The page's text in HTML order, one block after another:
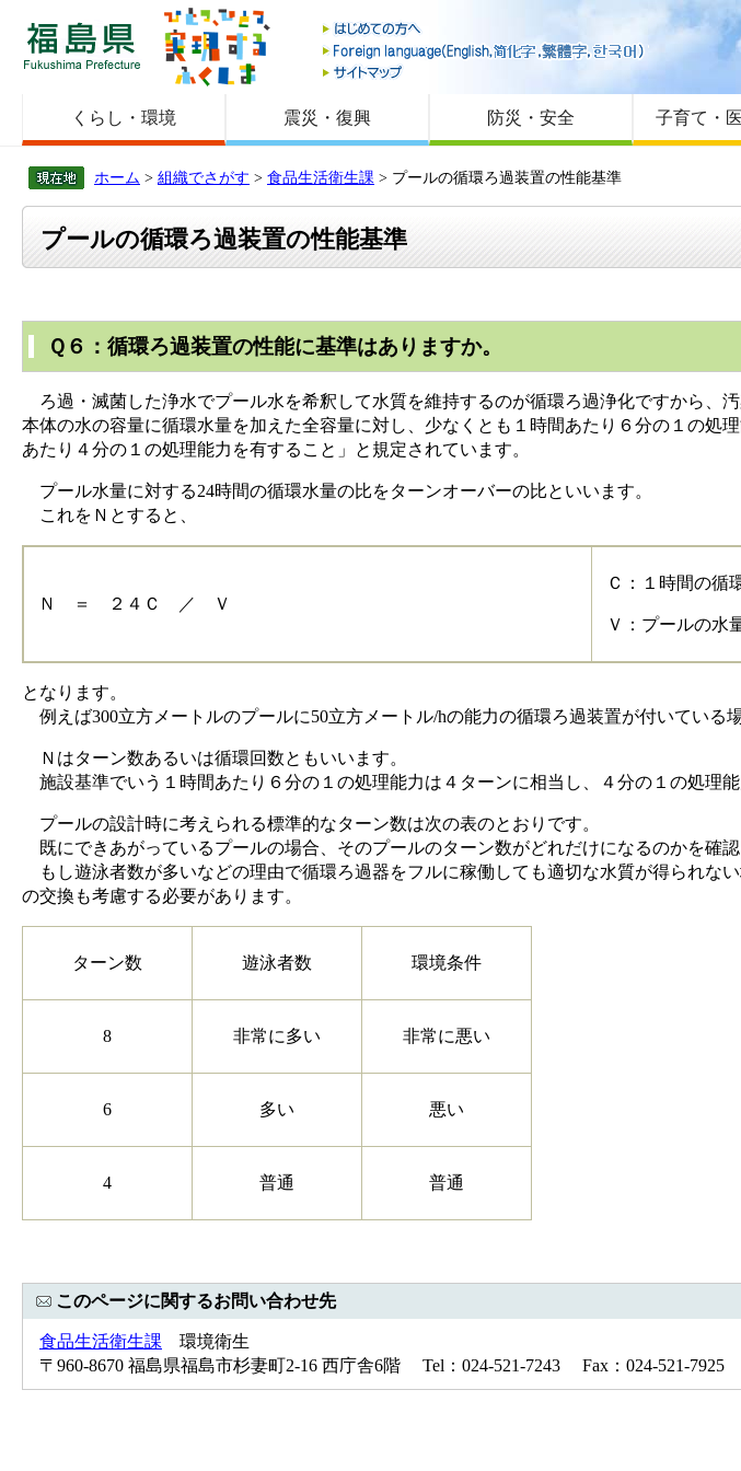
福島県
はじめての
Foreign
サイトマッ
くらし・環境 震災・復興 防災・安全 子育て・
ホーム > 組織でさがす > 食品生活衛生課 > プールの循環ろ過装置の性能基準
プールの循環ろ過装置の性能基準
Ｑ６：循環ろ過装置の性能に基準はありますか。
ろ過・滅菌した浄水でプール水を希釈して水質を維持するのが循環ろ過浄化ですから
本体の水の容量に循環水量を加えた全容量に対し、少なくとも１時間あたり６分の１の
あたり４分の１の処理能力を有すること」と規定されています。
プール水量に対する24時間の循環水量の比をターンオーバーの比といいます。
これをＮとすると、
Ｎ ＝ ２４Ｃ ／ Ｖ
Ｃ：１時間の循
Ｖ：プールの水
となります。
例えば300立方メートルのプールに50立方メートル/hの能力の循環ろ過装置が付いている場
Ｎはターン数あるいは循環回数ともいいます。
施設基準でいう１時間あたり６分の１の処理能力は４ターンに相当し、４分の１の処理能
プールの設計時に考えられる標準的なターン数は次の表のとおりです。
既にできあがっているプールの場合、そのプールのターン数がどれだけになるのかを確
もし遊泳者数が多いなどの理由で循環ろ過器をフルに稼働しても適切な水質が得られな
の交換も考慮する必要があります。
ターン数 遊泳者数 環境条件
8 非常に多い 非常に悪い
6 多い 悪い
4 普通 普通
このページに関するお問い合わせ先
食品生活衛生課 環境衛生
〒960-8670 福島県福島市杉妻町2-16 西庁舎6階 Tel：024-521-7243 Fax：024-521-7925